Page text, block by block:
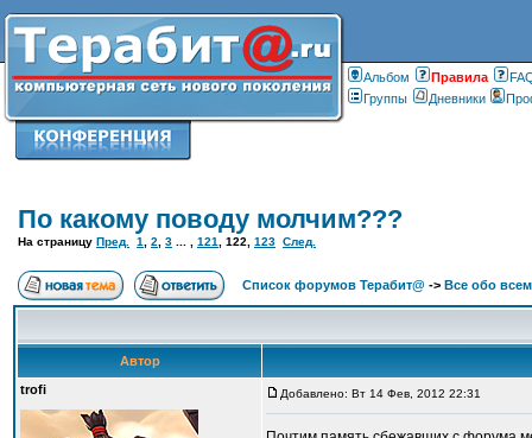
Альбом Правилa
Группы
Дневники
По какому поводу молчим???
На страницу Пред. 1 2 3 121 122 123 След.
Список форумов Терабит@ -> Все обо всем
Автор
trofi
Добавлено: Вт 14 Фев, 2012 22:31